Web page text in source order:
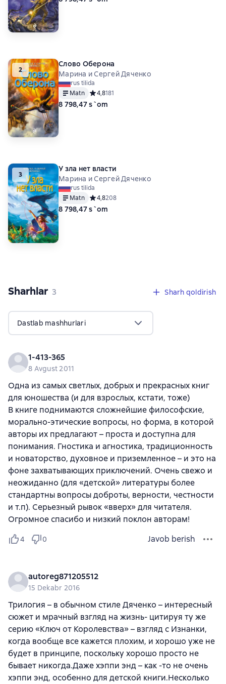
2
Слово Оберона
Марина и Сергей Дяченко
rus tilida
Matn
Средний рейтинг 4,8 на основе 181 оценок
4,8181
8 798,47 s`om
3
У зла нет власти
Марина и Сергей Дяченко
rus tilida
Matn
Средний рейтинг 4,8 на основе 208 оценок
4,8208
8 798,47 s`om
Sharhlar 3 sharhlar
3 Sharh qoldirish
Dastlab mashhurlari
1-413-365
8 Avgust 2011
Одна из самых светлых, добрых и прекрасных книг
для юношества (и для взрослых, кстати, тоже)
В книге поднимаются сложнейшие философские,
морально-этические вопросы, но форма, в которой
авторы их предлагают – проста и доступна для
понимания. Гностика и агностика, традиционность
и новаторство, духовное и приземленное – и это на
фоне захватывающих приключений. Очень свежо и
неожиданно (для «детской» литературы более
стандартны вопросы доброты, верности, честности
и т.п). Серьезный рывок «вверх» для читателя.
Огромное спасибо и низкий поклон авторам!
4 0 Javob berish
autoreg871205512
15 Dekabr 2016
Трилогия – в обычном стиле Дяченко – интересный
сюжет и мрачный взгляд на жизнь- цитируя ту же
серию «Ключ от Королевства» – взгляд с Изнанки,
когда вообще все кажется плохим, и хорошо уже не
будет в принципе, поскольку хорошо просто не
бывает никогда.Даже хэппи энд – как -то не очень
хэппи энд, особенно для детской книги.Несколько